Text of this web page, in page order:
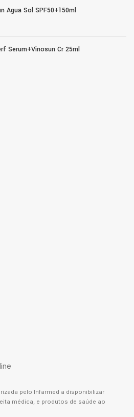
Agua Sol SPF50+150ml
Serum+Vinosun Cr 25ml
pelo Infarmed a disponibilizar
médica, e produtos de saúde ao